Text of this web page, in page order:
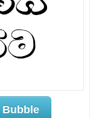
Bubble